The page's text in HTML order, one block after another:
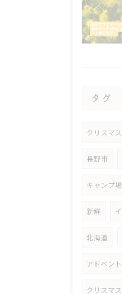
タグ
クリスマス
長野市
キャンプ場
新鮮
北海道
アドベン
クリスマ